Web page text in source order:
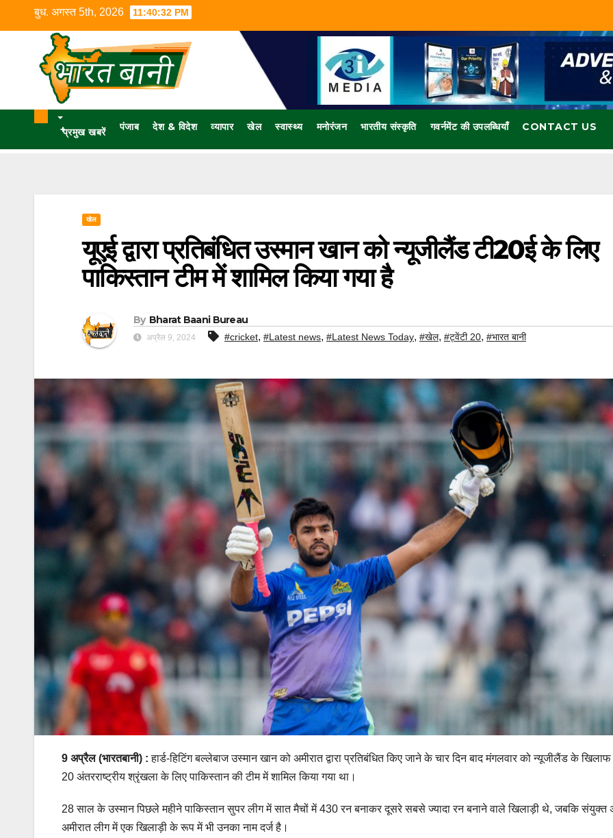
बुध. अगस्त 5th, 2026 11:40:33 PM
+प्रमुख खबरें पंजाब देश & विदेश व्यापार खेल स्वास्थ्य मनोरंजन भारतीय संस्कृति गवर्नमेंट की उपलब्धियाँ CONTACT US
खेल
यूएई द्वारा प्रतिबंधित उस्मान खान को न्यूजीलैंड टी20ई के लिए
पाकिस्तान टीम में शामिल किया गया है
By Bharat Baani Bureau
अप्रैल 9, 2024 #cricket, #Latest news, #Latest News Today, #खेल, #ट्वेंटी 20, #भारत बानी
9 अप्रैल (भारतबानी) : हार्ड-हिटिंग बल्लेबाज उस्मान खान को अमीरात द्वारा प्रतिबंधित किए जाने के चार दिन बाद मंगलवार को न्यूजीलैंड के
20 अंतरराष्ट्रीय श्रृंखला के लिए पाकिस्तान की टीम में शामिल किया गया था।
28 साल के उस्मान पिछले महीने पाकिस्तान सुपर लीग में सात मैचों में 430 रन बनाकर दूसरे सबसे ज्यादा रन बनाने वाले खिलाड़ी थे, जबकि संयुक्त
अमीरात लीग में एक खिलाड़ी के रूप में भी उनका नाम दर्ज है।